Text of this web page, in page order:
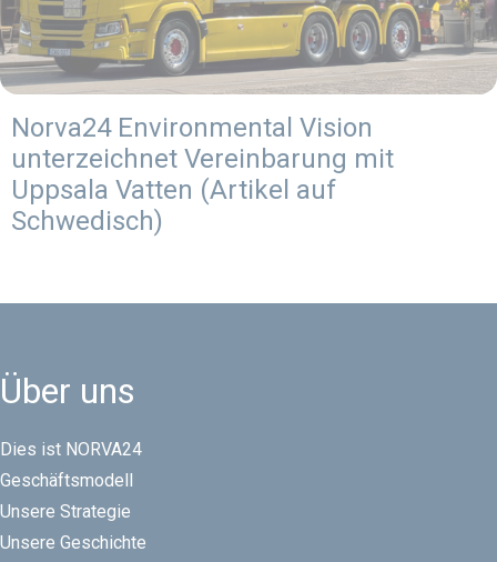
Norva24 Environmental Vision
unterzeichnet Vereinbarung mit
Uppsala Vatten (Artikel auf
Schwedisch)
Über uns
Dies ist NORVA24
Geschäftsmodell
Unsere Strategie
Unsere Geschichte